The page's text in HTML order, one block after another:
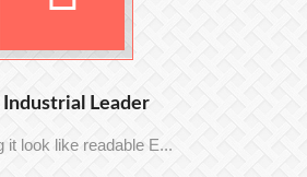
Industrial Leader
it look like readable E...